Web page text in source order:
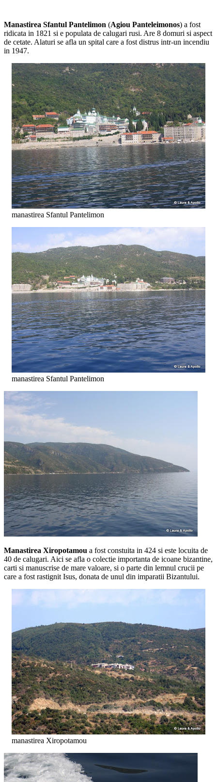
Manastirea Sfantul Pantelimon (Agiou Panteleimonos) a fost
ridicata in 1821 si e populata de calugari rusi. Are 8 domuri si aspect
de cetate. Alaturi se afla un spital care a fost distrus intr-un incendiu
in 1947.
manastirea Sfantul Pantelimon
manastirea Sfantul Pantelimon
Manastirea Xiropotamou a fost constuita in 424 si este locuita de
40 de calugari. Aici se afla o colectie importanta de icoane bizantine,
carti si manuscrise de mare valoare, si o parte din lemnul crucii pe
care a fost rastignit Isus, donata de unul din imparatii Bizantului.
manastirea Xiropotamou